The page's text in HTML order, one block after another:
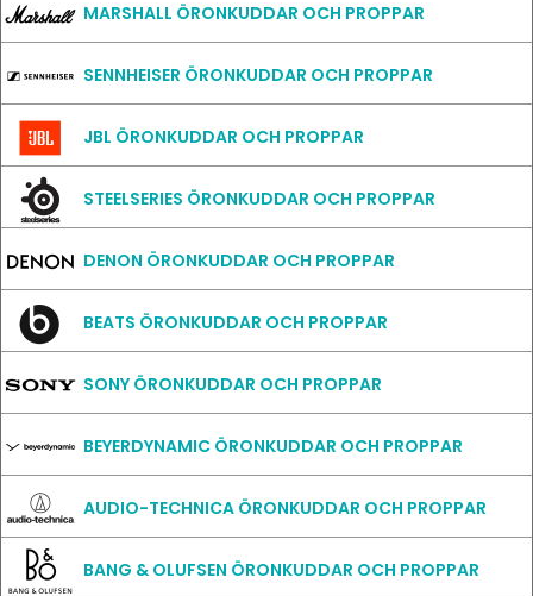
MARSHALL ÖRONKUDDAR OCH PROPPAR
SENNHEISER ÖRONKUDDAR OCH PROPPAR
JBL ÖRONKUDDAR OCH PROPPAR
STEELSERIES ÖRONKUDDAR OCH PROPPAR
DENON ÖRONKUDDAR OCH PROPPAR
BEATS ÖRONKUDDAR OCH PROPPAR
SONY ÖRONKUDDAR OCH PROPPAR
BEYERDYNAMIC ÖRONKUDDAR OCH PROPPAR
AUDIO-TECHNICA ÖRONKUDDAR OCH PROPPAR
BANG & OLUFSEN ÖRONKUDDAR OCH PROPPAR